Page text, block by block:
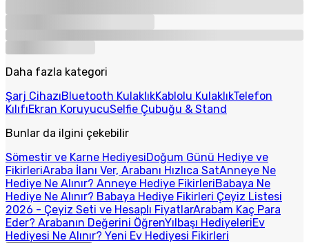
Daha fazla kategori
Şarj CihazıBluetooth KulaklıkKablolu KulaklıkTelefon
KılıfıEkran KoruyucuSelfie Çubuğu & Stand
Bunlar da ilgini çekebilir
Sömestir ve Karne HediyesiDoğum Günü Hediye ve
FikirleriAraba İlanı Ver, Arabanı Hızlıca SatAnneye Ne
Hediye Ne Alınır? Anneye Hediye FikirleriBabaya Ne
Hediye Ne Alınır? Babaya Hediye Fikirleri Çeyiz Listesi
2026 - Çeyiz Seti ve Hesaplı FiyatlarArabam Kaç Para
Eder? Arabanın Değerini ÖğrenYılbaşı HediyeleriEv
Hediyesi Ne Alınır? Yeni Ev Hediyesi Fikirleri